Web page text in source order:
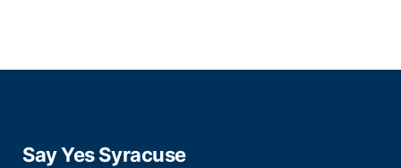
Say Yes Syracuse